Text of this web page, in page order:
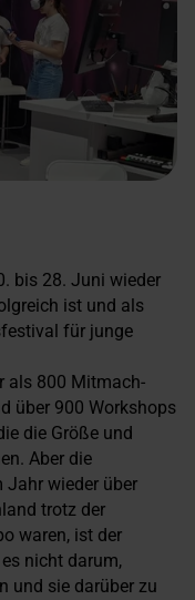
bis 28. Juni wieder
ist und als
für junge
als 800 Mitmach-
über 900 Workshops
die Größe und
Aber die
Jahr wieder über
trotz der
waren, ist der
nicht darum,
und sie darüber zu